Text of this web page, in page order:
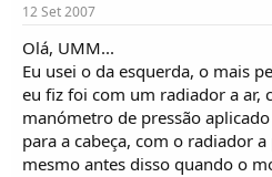
12 Set 2007
Olá, UMM...
Eu usei o da esquerda, o mais
eu fiz foi com um radiador a ar,
manómetro de pressão
para a cabeça, com o radiador
mesmo antes disso quando o